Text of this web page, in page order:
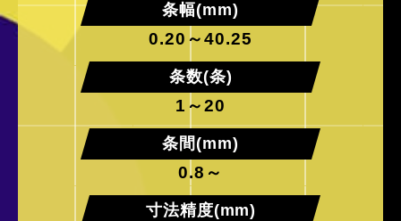
条幅(mm)
0.20～40.25
条数(条)
1～20
条間(mm)
0.8～
寸法精度(mm)